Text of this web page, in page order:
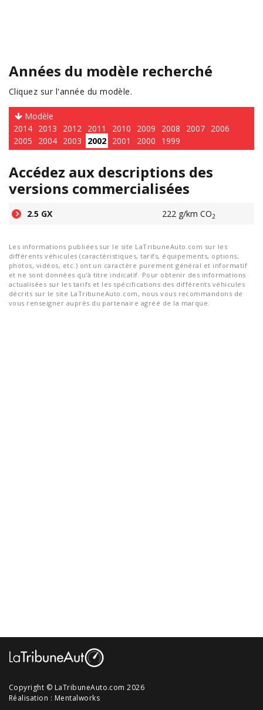
Années du modèle recherché
Cliquez sur l'année du modèle.
Modèle
2014 2013 2012 2011 2010 2009 2008 2007 2006
2005
2004 2003 2002 2001 2000 1999
Accédez aux descriptions des
versions commercialisées
2.5 GX 222 g/km CO2
Les informations publiées sur le site LaTribuneAuto.com sur les
différents véhicules (caractéristiques, tarifs, équipements, options,
photos, vidéos, etc.) ont un caractère purement général et informatif
et ne sont données qu'à titre indicatif. Pour obtenir des informations
actualisées sur les tarifs et les spécifications des différents véhicules
décrits sur le site LaTribuneAuto.com, nous vous recommandons de
vous renseigner auprès du partenaire agréé de la marque.
Copyright © LaTribuneAuto.com 2026
Réalisation : Mentalworks